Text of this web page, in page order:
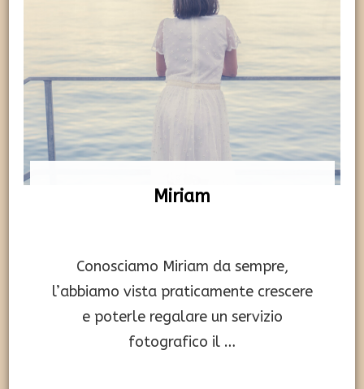
Miriam
Conosciamo Miriam da sempre,
l’abbiamo vista praticamente crescere
e poterle regalare un servizio
fotografico il …